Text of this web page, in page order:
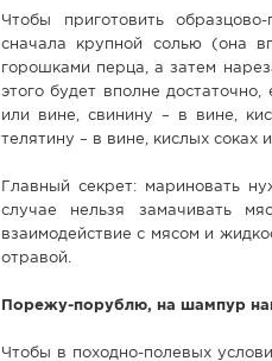
Чтобы приготовить
сначала крупной солью (она
горошками перца, а затем
этого будет вполне
или вине, свинину – в вине,
телятину – в вине, кислых соках
Главный секрет: мариновать
случае нельзя замачивать
взаимодействие с мясом и
отравой.
Порежу-порублю, на шампур
Чтобы в походно-полевых